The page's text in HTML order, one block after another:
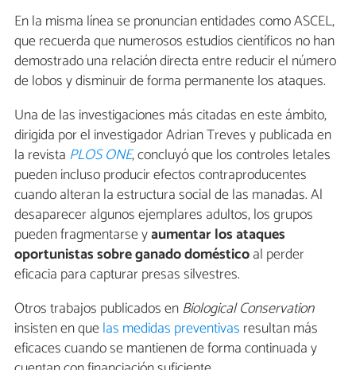
En la misma línea se pronuncian entidades como ASCEL,
que recuerda que numerosos estudios científicos no han
demostrado una relación directa entre reducir el número
de lobos y disminuir de forma permanente los ataques.
Una de las investigaciones más citadas en este ámbito,
dirigida por el investigador Adrian Treves y publicada en
la revista PLOS ONE, concluyó que los controles letales
pueden incluso producir efectos contraproducentes
cuando alteran la estructura social de las manadas. Al
desaparecer algunos ejemplares adultos, los grupos
pueden fragmentarse yaumentar los ataques
oportunistas sobre ganado domésticoal perder
eficacia para capturar presas silvestres.
Otros trabajos publicados enBiological Conservation
insisten en quelas medidas preventivas resultan más
eficaces cuando se mantienen de forma continuada y